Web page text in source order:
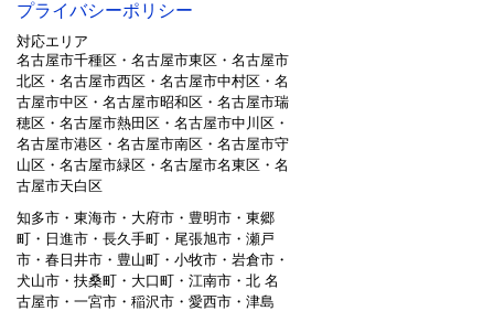
プライバシーポリシー
対応エリア
名古屋市千種区・名古屋市東区・名古屋市
北区・名古屋市西区・名古屋市中村区・名
古屋市中区・名古屋市昭和区・名古屋市瑞
穂区・名古屋市熱田区・名古屋市中川区・
名古屋市港区・名古屋市南区・名古屋市守
山区・名古屋市緑区・名古屋市名東区・名
古屋市天白区
知多市・東海市・大府市・豊明市・東郷
町・日進市・長久手町・尾張旭市・瀬戸
市・春日井市・豊山町・小牧市・岩倉市・
犬山市・扶桑町・大口町・江南市・北 名
古屋市・一宮市・稲沢市・愛西市・津島